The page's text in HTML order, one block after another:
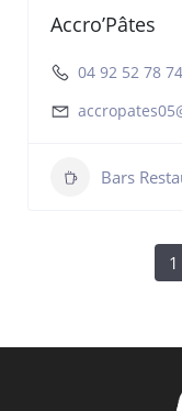
Accro’Pâtes
04 92 52 78 74
Bars
1